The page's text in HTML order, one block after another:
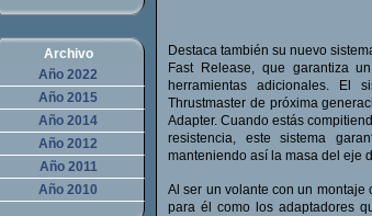
Destaca también su nuevo
Fast Release, que garantiza
herramientas adicionales. El
Thrustmaster de próxima
Adapter. Cuando estás
resistencia, este sistema
manteniendo así la masa del eje
Al ser un volante con un montaje
para él como los adaptadores
Archivo
Año 2022
Año 2015
Año 2014
Año 2012
Año 2011
Año 2010